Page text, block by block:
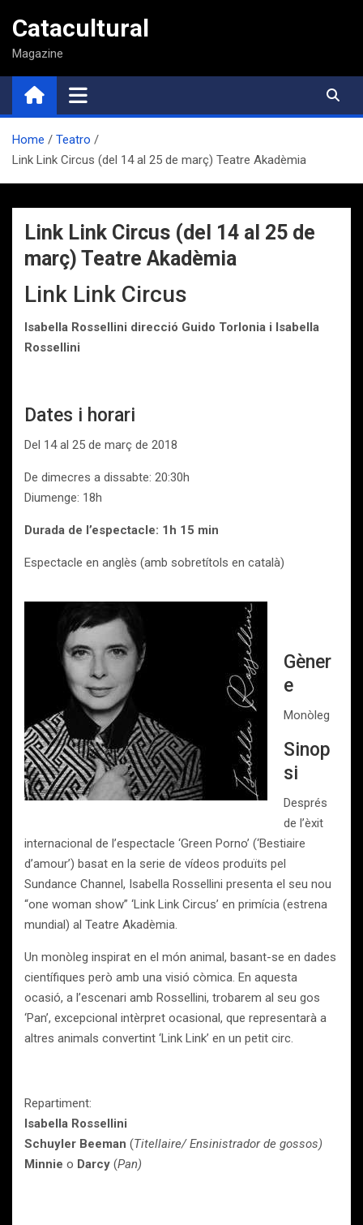
contenido
Catacultural
Magazine
Home
Teatro
Link Link Circus (del 14 al 25 de març) Teatre Akadèmia
Link Link Circus (del 14 al 25 de
març) Teatre Akadèmia
Link Link Circus
Isabella Rossellini direcció Guido Torlonia i Isabella
Rossellini
Dates i horari
Del 14 al 25 de març de 2018
De dimecres a dissabte: 20:30h
Diumenge: 18h
Durada de l’espectacle: 1h 15 min
Espectacle en anglès (amb sobretítols en català)
Gèner
e
Monòleg
Sinop
si
Després
de l’èxit
internacional de l’espectacle ‘Green Porno’ (‘Bestiaire
d’amour’) basat en la serie de vídeos produïts pel
Sundance Channel, Isabella Rossellini presenta el seu nou
“one woman show” ‘Link Link Circus’ en primícia (estrena
mundial) al Teatre Akadèmia.
Un monòleg inspirat en el món animal, basant-se en dades
científiques però amb una visió còmica. En aquesta
ocasió, a l’escenari amb Rossellini, trobarem al seu gos
‘Pan’, excepcional intèrpret ocasional, que representarà a
altres animals convertint ‘Link Link’ en un petit circ.
Repartiment:
Isabella Rossellini
Schuyler Beeman (Titellaire/ Ensinistrador de gossos)
Minnie o Darcy (Pan)